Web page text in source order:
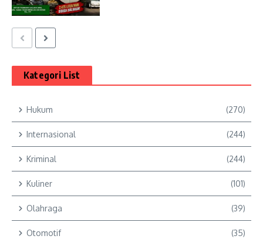
Kategori List
Hukum (270)
Internasional (244)
Kriminal (244)
Kuliner (101)
Olahraga (39)
Otomotif (35)